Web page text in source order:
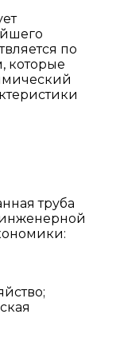
по
которые
труба